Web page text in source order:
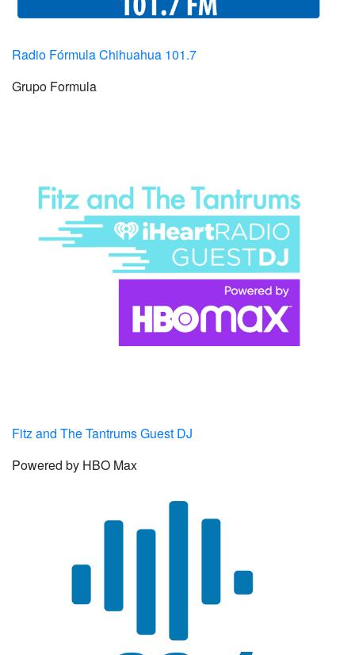
Radio Fórmula Chihuahua 101.7
Grupo Formula
Fitz and The Tantrums Guest DJ
Powered by HBO Max